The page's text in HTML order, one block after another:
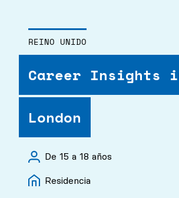
REINO UNIDO
Career Insights
London
De 15 a 18 años
Residencia